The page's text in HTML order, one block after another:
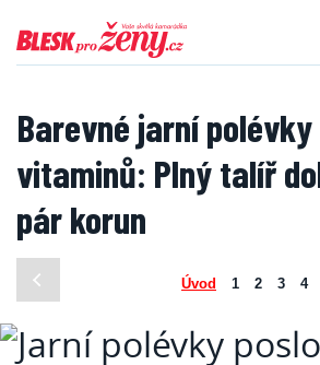
Barevné jarní polévky
vitaminů: Plný talíř
pár korun
Úvod 1 2 3 4